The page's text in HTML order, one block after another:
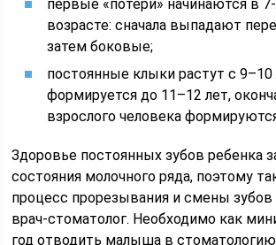
первые «потери» начинаются в
возрасте: сначала выпадают
затем боковые;
постоянные клыки растут с 9–10
формируется до 11–12 лет,
взрослого человека
Здоровье постоянных зубов ребенка
состояния молочного ряда, поэтому
процесс прорезывания и смены зубов
врач-стоматолог. Необходимо как
год отводить малыша в